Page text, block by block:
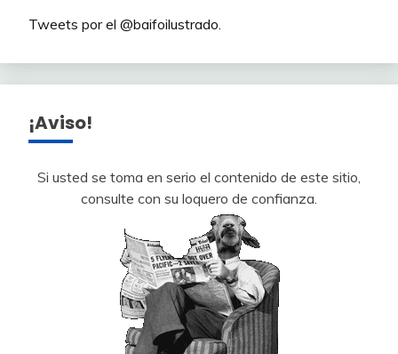
Tweets por el @baifoilustrado.
¡Aviso!
Si usted se toma en serio el contenido de este sitio,
consulte con su loquero de confianza.